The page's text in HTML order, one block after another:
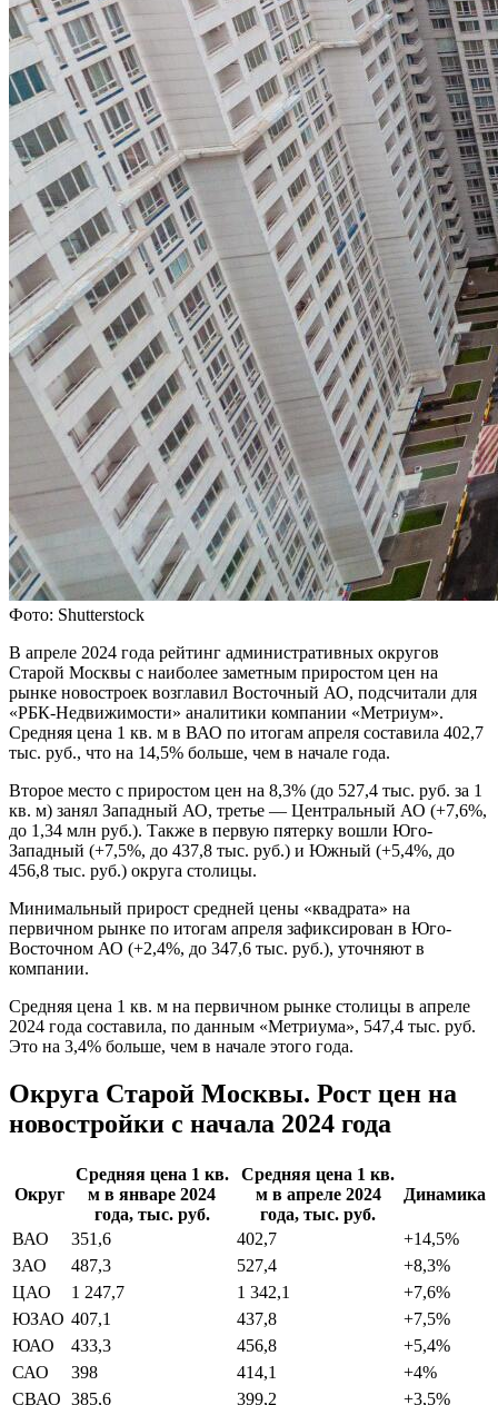
Фото: Shutterstock
В апреле 2024 года рейтинг административных округов
Старой Москвы с наиболее заметным приростом цен на
рынке новостроек возглавил Восточный АО, подсчитали для
«РБК-Недвижимости» аналитики компании «Метриум».
Средняя цена 1 кв. м в ВАО по итогам апреля составила 402,7
тыс. руб., что на 14,5% больше, чем в начале года.
Второе место с приростом цен на 8,3% (до 527,4 тыс. руб. за 1
кв. м) занял Западный АО, третье — Центральный АО (+7,6%,
до 1,34 млн руб.). Также в первую пятерку вошли Юго-
Западный (+7,5%, до 437,8 тыс. руб.) и Южный (+5,4%, до
456,8 тыс. руб.) округа столицы.
Минимальный прирост средней цены «квадрата» на
первичном рынке по итогам апреля зафиксирован в Юго-
Восточном АО (+2,4%, до 347,6 тыс. руб.), уточняют в
компании.
Средняя цена 1 кв. м на первичном рынке столицы в апреле
2024 года составила, по данным «Метриума», 547,4 тыс. руб.
Это на 3,4% больше, чем в начале этого года.
Округа Старой Москвы. Рост цен на
новостройки с начала 2024 года
Округ
Средняя цена 1 кв.
м в январе 2024
года, тыс. руб.
Средняя цена 1 кв.
м в апреле 2024
года, тыс. руб.
Динамика
ВАО 351,6 402,7
+14,5%
ЗАО
487,3 527,4
+8,3%
ЦАО
1 247,7 1 342,1
+7,6%
ЮЗАО 407,1 437,8
+7,5%
ЮАО
433,3 456,8
+5,4%
САО
398 414,1
+4%
СВАО 385,6 399,2 +3,5%